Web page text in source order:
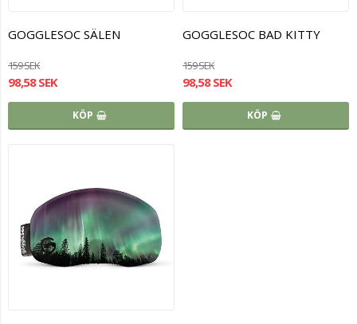
GOGGLESOC SÄLEN
159 SEK
98,58 SEK
KÖP
GOGGLESOC BAD KITTY
159 SEK
98,58 SEK
KÖP